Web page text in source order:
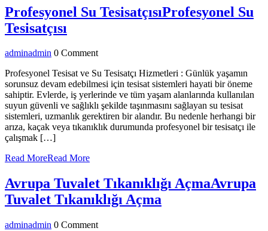
Profesyonel Su TesisatçısıProfesyonel Su
Tesisatçısı
adminadmin 0 Comment
Profesyonel Tesisat ve Su Tesisatçı Hizmetleri : Günlük yaşamın
sorunsuz devam edebilmesi için tesisat sistemleri hayati bir öneme
sahiptir. Evlerde, iş yerlerinde ve tüm yaşam alanlarında kullanılan
suyun güvenli ve sağlıklı şekilde taşınmasını sağlayan su tesisat
sistemleri, uzmanlık gerektiren bir alandır. Bu nedenle herhangi bir
arıza, kaçak veya tıkanıklık durumunda profesyonel bir tesisatçı ile
çalışmak […]
Read MoreRead More
Avrupa Tuvalet Tıkanıklığı AçmaAvrupa
Tuvalet Tıkanıklığı Açma
adminadmin 0 Comment